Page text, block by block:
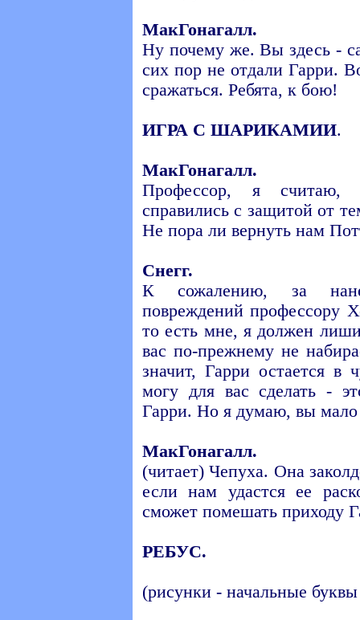
МакГонагалл.
Ну почему же. Вы здесь -
сих пор не отдали Гарри.
сражаться. Ребята, к бою!
ИГРА С ШАРИКАМИИ.
МакГонагалл.
Профессор, я считаю,
справились с защитой от
Не пора ли вернуть нам
Снегг.
К сожалению, за
повреждений профессору
то есть мне, я должен
вас по-прежнему не
значит, Гарри остается в
могу для вас сделать -
Гарри. Но я думаю, вы мало
МакГонагалл.
(читает) Чепуха. Она
если нам удастся ее
сможет помешать приходу
РЕБУС.
(рисунки - начальные